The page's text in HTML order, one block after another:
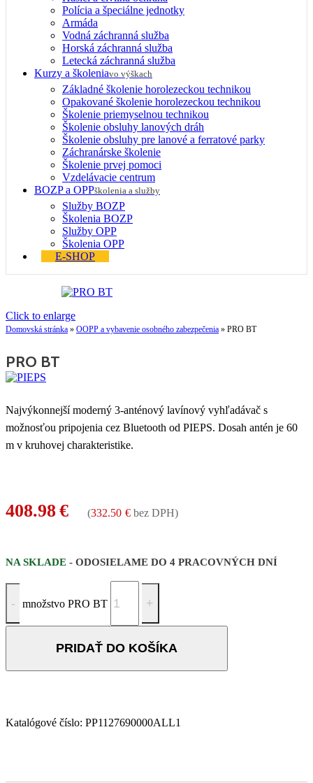
Polícia a špeciálne jednotky
Armáda
Vodná záchranná služba
Horská záchranná služba
Letecká záchranná služba
Kurzy a školeniavo výškach
Základné školenie horolezeckou technikou
Opakované školenie horolezeckou technikou
Školenie priemyselnou technikou
Školenie obsluhy lanových dráh
Školenie obsluhy pre lanové a ferratové parky
Záchranárske školenie
Školenie prvej pomoci
Vzdelávacie centrum
BOZP a OPPškolenia a služby
Služby BOZP
Školenia BOZP
Služby OPP
Školenia OPP
E-SHOP
Click to enlarge
Domovská stránka » OOPP a vybavenie osobného zabezpečenia » PRO BT
PRO BT
Najvýkonnejší moderný 3-anténový lavínový vyhľadávač s
možnosťou pripojenia cez Bluetooth od PIEPS. Dosah antén je 60
m v kruhovej charakteristike.
408.98€ (332.50 € bez DPH)
NA SKLADE - ODOSIELAME DO 4 PRACOVNÝCH DNÍ
množstvo PRO BT
PRIDAŤ DO KOŠÍKA
Katalógové číslo: PP1127690000ALL1